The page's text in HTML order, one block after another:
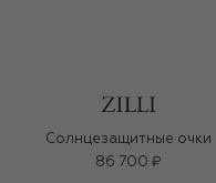
Солнцезащитные очки
86 700 ₽